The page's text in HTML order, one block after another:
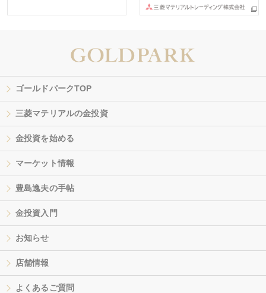
ゴールドパークTOP
三菱マテリアルの金投資
金投資を始める
マーケット情報
豊島逸夫の手帖
金投資入門
お知らせ
店舗情報
よくあるご質問